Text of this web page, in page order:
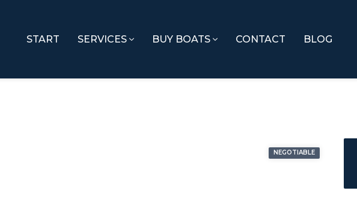
START SERVICES BUY BOATS CONTACT BLOG
NEGOTIABLE